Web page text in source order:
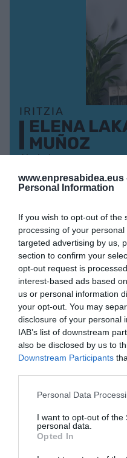
www.enpresabidea.eus
Personal Information
If you wish to opt-out of the
processing of your
targeted advertising by us,
section to confirm your
opt-out request is
interest-based ads based
us or personal information
your opt-out. You may
disclosure of your personal
IAB’s list of downstream
also be disclosed by us to
Downstream Participants
Personal Data
I want to opt-out of the
personal data.
Opted In
IRITZIA
ELENA
MUÑOZ
Abokatua
IRITZIA
IRATXE
Emakumeon malgutasuna,